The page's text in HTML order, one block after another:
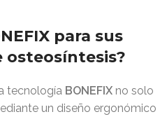
para sus
osteosíntesis?
tecnología BONEFIX no solo
un diseño ergonómico